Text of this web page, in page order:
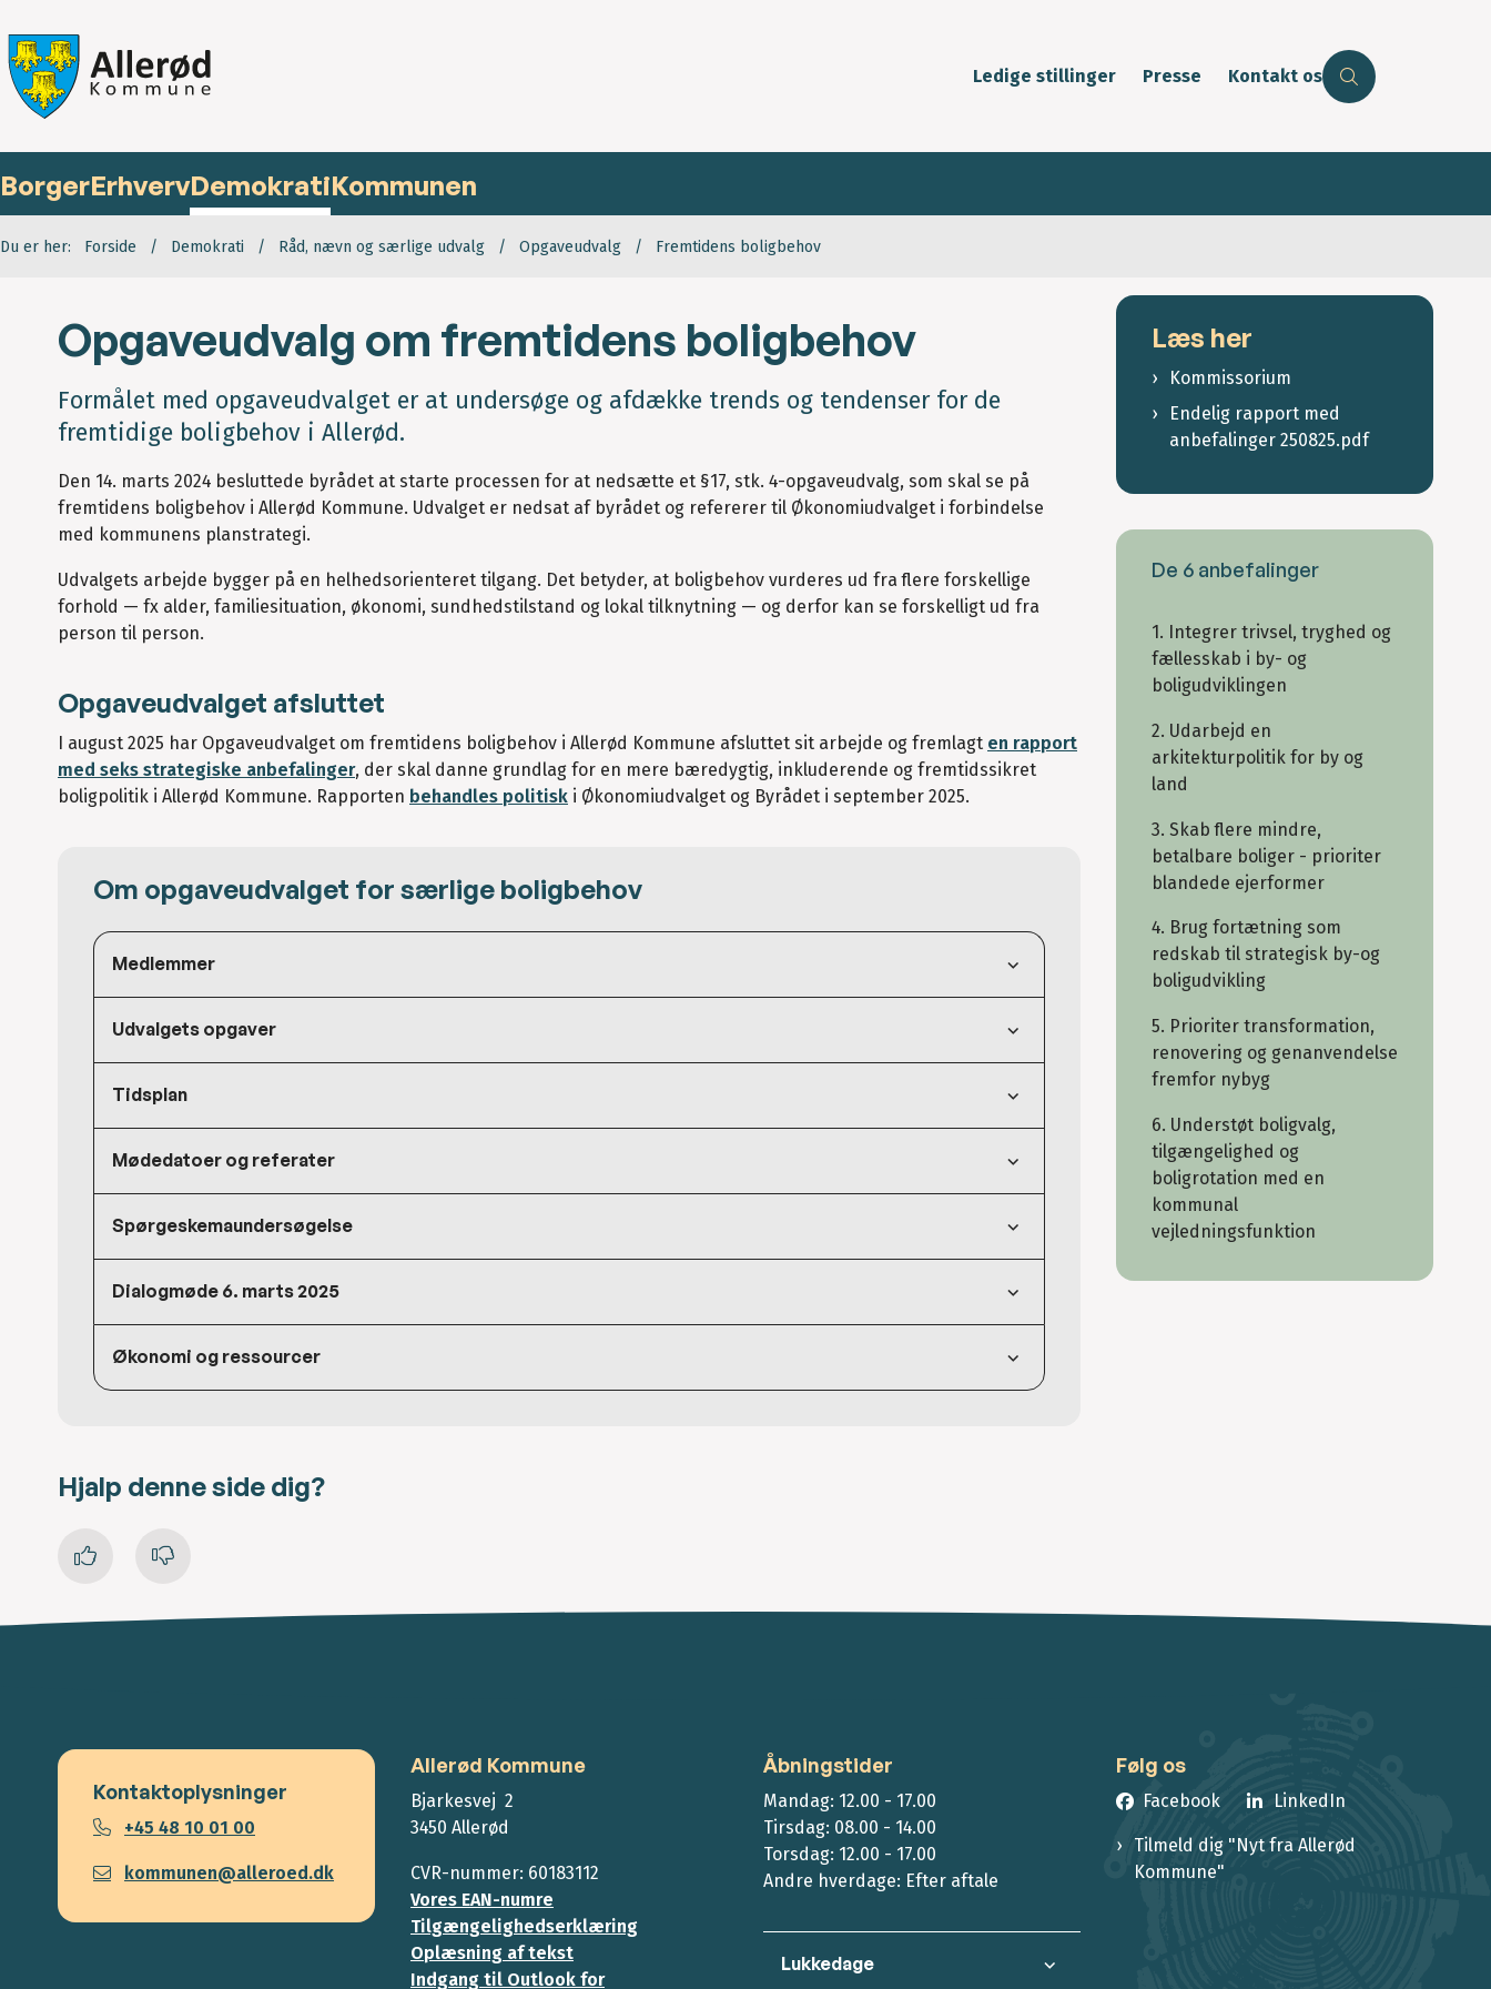
Ledige stillinger Presse Kontakt os
BorgerErhvervDemokratiKommunen
Du er her: Forside Demokrati Råd, nævn og særlige udvalg Opgaveudvalg Fremtidens boligbehov
Opgaveudvalg om fremtidens boligbehov
Formålet med opgaveudvalget er at undersøge og afdække trends og tendenser for de
fremtidige boligbehov i Allerød.
Den 14. marts 2024 besluttede byrådet at starte processen for at nedsætte et §17, stk. 4-opgaveudvalg, som skal se på
fremtidens boligbehov i Allerød Kommune. Udvalget er nedsat af byrådet og refererer til Økonomiudvalget i forbindelse
med kommunens planstrategi.
Udvalgets arbejde bygger på en helhedsorienteret tilgang. Det betyder, at boligbehov vurderes ud fra flere forskellige
forhold — fx alder, familiesituation, økonomi, sundhedstilstand og lokal tilknytning — og derfor kan se forskelligt ud fra
person til person.
Opgaveudvalget afsluttet
I august 2025 har Opgaveudvalget om fremtidens boligbehov i Allerød Kommune afsluttet sit arbejde og fremlagt en rapport
med seks strategiske anbefalinger, der skal danne grundlag for en mere bæredygtig, inkluderende og fremtidssikret
boligpolitik i Allerød Kommune. Rapporten behandles politisk i Økonomiudvalget og Byrådet i september 2025.
Om opgaveudvalget for særlige boligbehov
Medlemmer
Udvalgets opgaver
Tidsplan
Mødedatoer og referater
Spørgeskemaundersøgelse
Dialogmøde 6. marts 2025
Økonomi og ressourcer
Hjalp denne side dig?
Læs her
Kommissorium
Endelig rapport med
anbefalinger 250825.pdf
De 6 anbefalinger
1. Integrer trivsel, tryghed og
fællesskab i by- og
boligudviklingen
2. Udarbejd en
arkitekturpolitik for by og
land
3. Skab flere mindre,
betalbare boliger - prioriter
blandede ejerformer
4. Brug fortætning som
redskab til strategisk by-og
boligudvikling
5. Prioriter transformation,
renovering og genanvendelse
fremfor nybyg
6. Understøt boligvalg,
tilgængelighed og
boligrotation med en
kommunal
vejledningsfunktion
Kontaktoplysninger
+45 48 10 01 00
kommunen@alleroed.dk
Allerød Kommune
Bjarkesvej 2
3450 Allerød
CVR-nummer: 60183112
Vores EAN-numre
Tilgængelighedserklæring
Oplæsning af tekst
Indgang til Outlook for
Åbningstider
Mandag: 12.00 - 17.00
Tirsdag: 08.00 - 14.00
Torsdag: 12.00 - 17.00
Andre hverdage: Efter aftale
Lukkedage
Følg os
Facebook LinkedIn
Tilmeld dig "Nyt fra Allerød
Kommune"